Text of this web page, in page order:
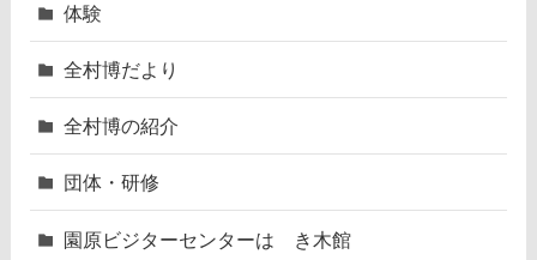
体験
全村博だより
全村博の紹介
団体・研修
園原ビジターセンターはゝき木館